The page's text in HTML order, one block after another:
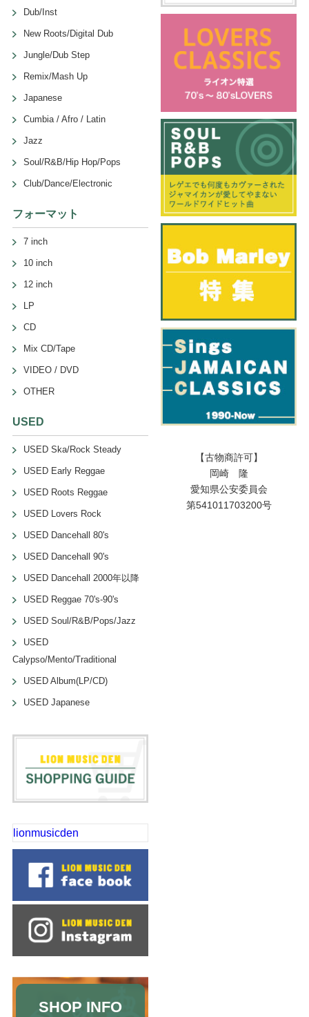
Dub/Inst
New Roots/Digital Dub
Jungle/Dub Step
Remix/Mash Up
Japanese
Cumbia / Afro / Latin
Jazz
Soul/R&B/Hip Hop/Pops
Club/Dance/Electronic
フォーマット
7 inch
10 inch
12 inch
LP
CD
Mix CD/Tape
VIDEO / DVD
OTHER
USED
USED Ska/Rock Steady
USED Early Reggae
USED Roots Reggae
USED Lovers Rock
USED Dancehall 80's
USED Dancehall 90's
USED Dancehall 2000年以降
USED Reggae 70's-90's
USED Soul/R&B/Pops/Jazz
USED
Calypso/Mento/Traditional
USED Album(LP/CD)
USED Japanese
lionmusicden
SHOP INFO
【古物商許可】
岡崎 隆
愛知県公安委員会
第541011703200号